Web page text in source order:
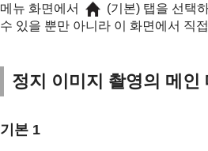
메뉴 화면에서
(기본) 탭을 선택
수 있을 뿐만 아니라 이 화면에서 직
정지 이미지 촬영의 메인
기본 1